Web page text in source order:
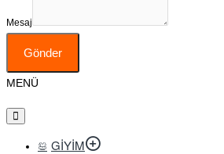
Mesaj
Gönder
MENÜ
GIYIM